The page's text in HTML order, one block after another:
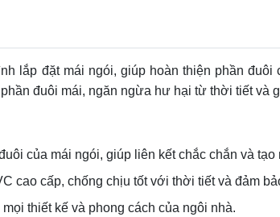
lắp đặt mái ngói, giúp hoàn thiện phần
đuôi mái, ngăn ngừa hư hại từ thời tiết và
của mái ngói, giúp liên kết chắc chắn và
cao cấp, chống chịu tốt với thời tiết và đảm
thiết kế và phong cách của ngôi nhà.